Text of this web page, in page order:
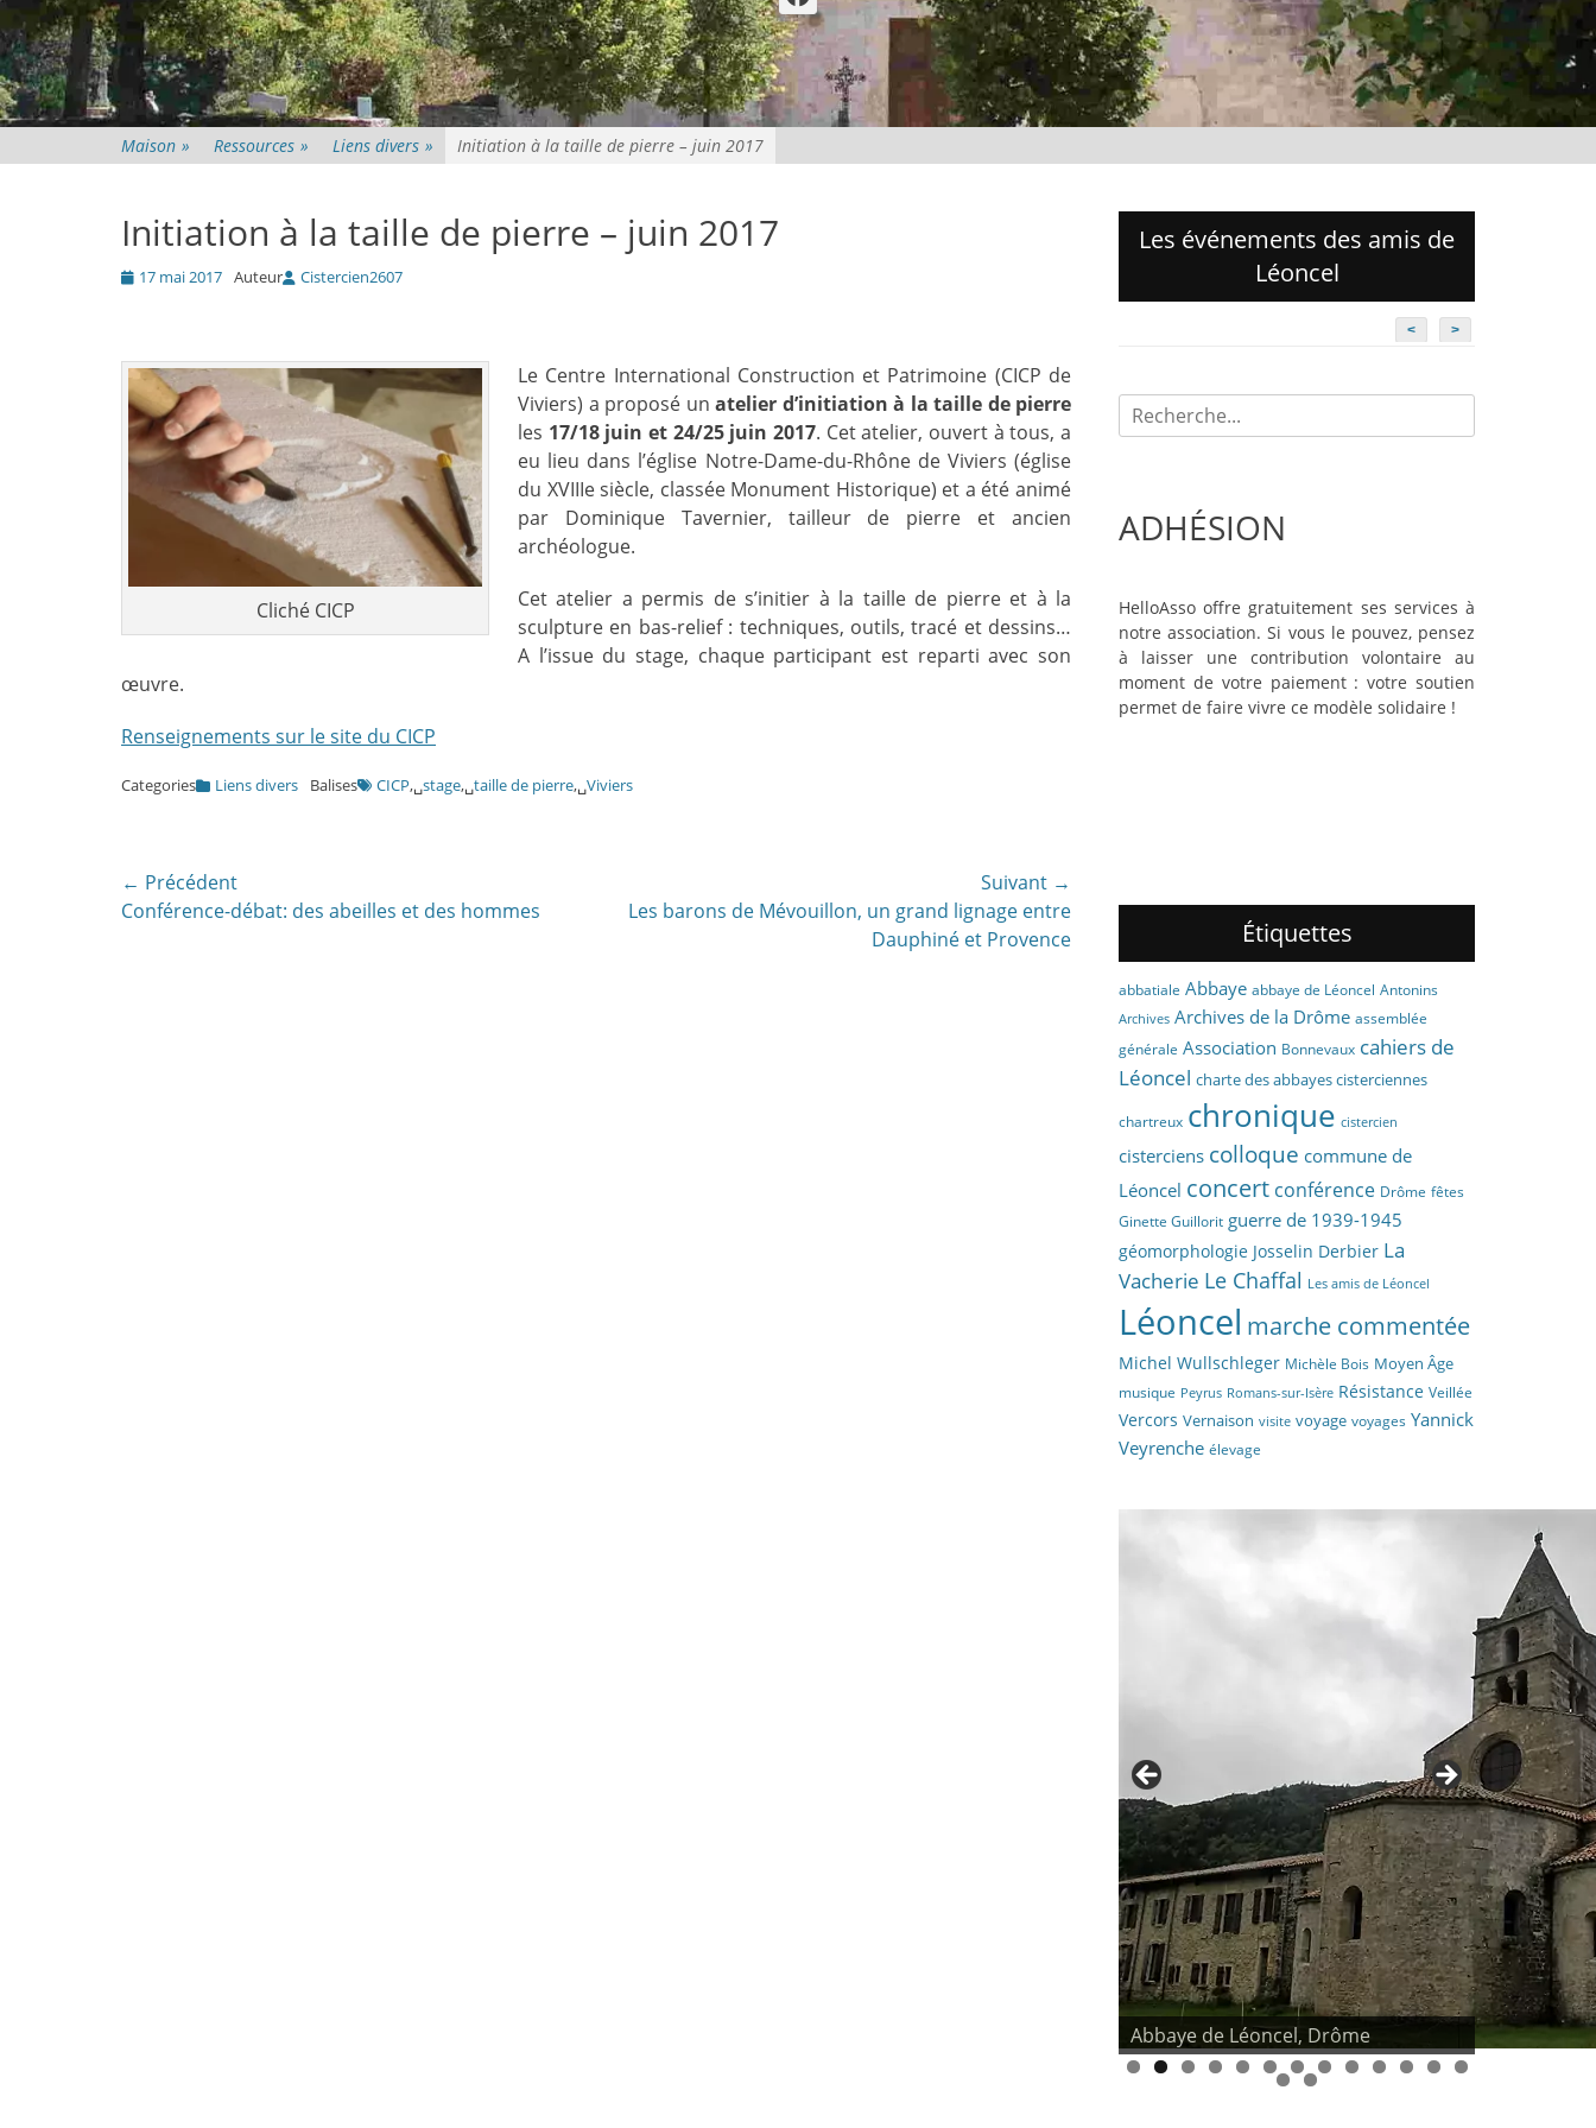
Maison » Ressources » Liens divers » Initiation à la taille de pierre – juin 2017
Initiation à la taille de pierre – juin 2017
Posté17 mai 2017 Auteur Cistercien2607
Cliché CICP
Le Centre International Construction et Patrimoine (CICP de
Viviers) a proposé un atelier d’initiation à la taille de pierre
les 17/18 juin et 24/25 juin 2017. Cet atelier, ouvert à tous, a
eu lieu dans l’église Notre-Dame-du-Rhône de Viviers (église
du XVIIIe siècle, classée Monument Historique) et a été animé
par Dominique Tavernier, tailleur de pierre et ancien
archéologue.
Cet atelier a permis de s’initier à la taille de pierre et à la
sculpture en bas-relief : techniques, outils, tracé et dessins…
A l’issue du stage, chaque participant est reparti avec son
œuvre.
Renseignements sur le site du CICP
Categories Liens divers Balises CICP,␣stage,␣taille de pierre,␣Viviers
Navigation
de
← Précédent
Article
Conférence-débat: des abeilles et des hommes
Suivant →
ArticleLes barons de Mévouillon, un grand lignage entre
Dauphiné et Provence
Les événements des amis de
Léoncel
< >
Recherche
pour:
ADHÉSION
HelloAsso offre gratuitement ses services à
notre association. Si vous le pouvez, pensez
à laisser une contribution volontaire au
moment de votre paiement : votre soutien
permet de faire vivre ce modèle solidaire !
Étiquettes
abbatiale Abbaye abbaye de Léoncel Antonins
Archives Archives de la Drôme assemblée
générale Association Bonnevaux cahiers de
Léoncel charte des abbayes cisterciennes
chartreux chronique cistercien
cisterciens colloque commune de
Léoncel concert conférence Drôme fêtes
Ginette Guillorit guerre de 1939-1945
géomorphologie Josselin Derbier La
Vacherie Le Chaffal Les amis de Léoncel
Léoncel marche commentée
Michel Wullschleger Michèle Bois Moyen Âge
musique Peyrus Romans-sur-Isère Résistance Veillée
Vercors Vernaison visite voyage voyages Yannick
Veyrenche élevage
Abbaye de Léoncel, Drôme